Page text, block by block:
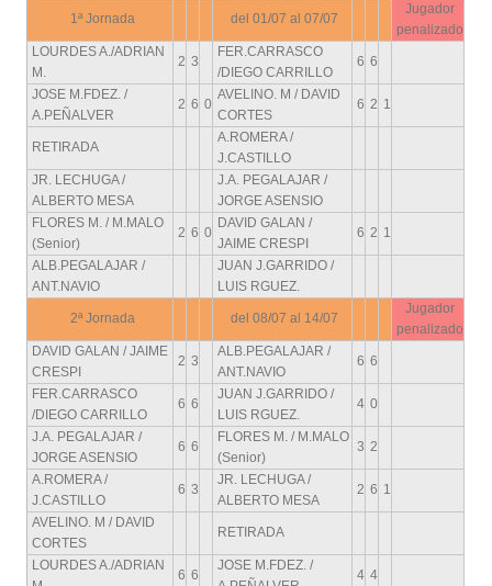
1ª Jornada del 01/07 al 07/07
Jugador
penalizado
LOURDES A./ADRIAN
M.
2 3
FER.CARRASCO
/DIEGO CARRILLO
6 6
JOSE M.FDEZ. /
A.PEÑALVER
2 6 0
AVELINO. M / DAVID
CORTES
6 2 1
RETIRADA
A.ROMERA /
J.CASTILLO
JR. LECHUGA /
ALBERTO MESA
J.A. PEGALAJAR /
JORGE ASENSIO
FLORES M. / M.MALO
(Senior)
2 6 0
DAVID GALAN /
JAIME CRESPI
6 2 1
ALB.PEGALAJAR /
ANT.NAVIO
JUAN J.GARRIDO /
LUIS RGUEZ.
2ª Jornada del 08/07 al 14/07
Jugador
penalizado
DAVID GALAN / JAIME
CRESPI
2 3
ALB.PEGALAJAR /
ANT.NAVIO
6 6
FER.CARRASCO
/DIEGO CARRILLO
6 6
JUAN J.GARRIDO /
LUIS RGUEZ.
4 0
J.A. PEGALAJAR /
JORGE ASENSIO
6 6
FLORES M. / M.MALO
(Senior)
3 2
A.ROMERA /
J.CASTILLO
6 3
JR. LECHUGA /
ALBERTO MESA
2 6 1
AVELINO. M / DAVID
CORTES
RETIRADA
LOURDES A./ADRIAN
6 6
JOSE M.FDEZ. /
4 4